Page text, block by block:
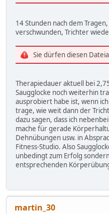
14 Stunden nach dem
verschwunden, Trichter
Sie dürfen diesen
Therapiedauer aktuell bei
Saugglocke noch weiterhin
ausprobiert habe ist, wenn
trage, wie weit dann der
dazu sagen, dass ich
mache für gerade
Dehnübungen usw. in
Fitness-Studio. Also
unbedingt zum Erfolg
entsprechenden
martin_30